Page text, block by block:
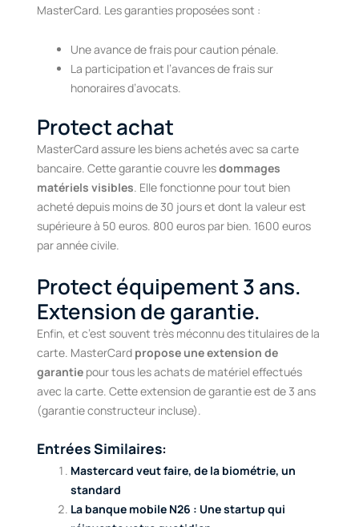
MasterCard. Les garanties proposées sont :
Une avance de frais pour caution pénale.
La participation et l’avances de frais sur
honoraires d’avocats.
Protect achat
MasterCard assure les biens achetés avec sa carte
bancaire. Cette garantie couvre lesdommages
matériels visibles . Elle fonctionne pour tout bien
acheté depuis moins de 30 jours et dont la valeur est
supérieure à 50 euros. 800 euros par bien. 1600 euros
par année civile.
Protect équipement 3 ans.
Extension de garantie.
Enfin, et c’est souvent très méconnu des titulaires de la
carte. MasterCard propose une extension de
garantie pour tous les achats de matériel effectués
avec la carte. Cette extension de garantie est de 3 ans
(garantie constructeur incluse).
Entrées Similaires:
Mastercard veut faire, de la biométrie, un
standard
La banque mobile N26 : Une startup qui